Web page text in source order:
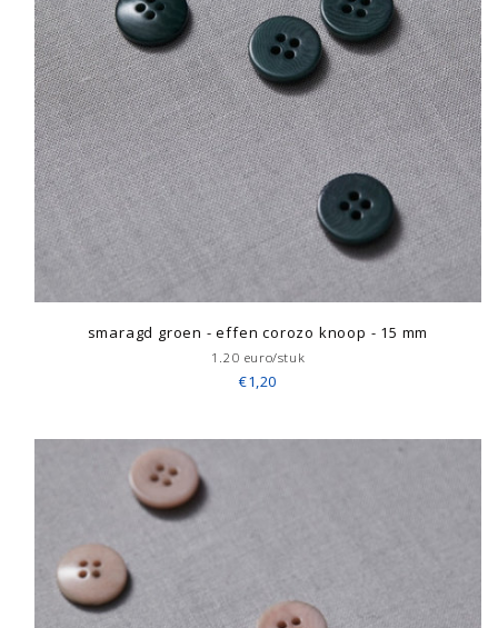
smaragd groen - effen corozo knoop - 15 mm
1.20 euro/stuk
€1,20